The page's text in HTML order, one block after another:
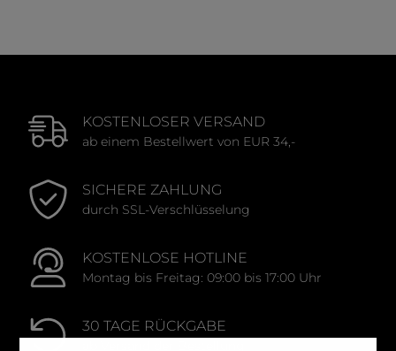
KOSTENLOSER VERSAND
ab einem Bestellwert von EUR 34,-
SICHERE ZAHLUNG
durch SSL-Verschlüsselung
KOSTENLOSE HOTLINE
Montag bis Freitag: 09:00 bis 17:00 Uhr
30 TAGE RÜCKGABE